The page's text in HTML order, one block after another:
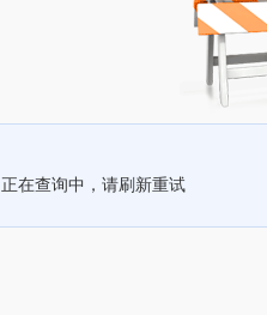
正在查询中，请刷新重试